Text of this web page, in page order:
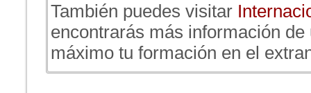
También puedes visitar
encontrarás más información
máximo tu formación en el